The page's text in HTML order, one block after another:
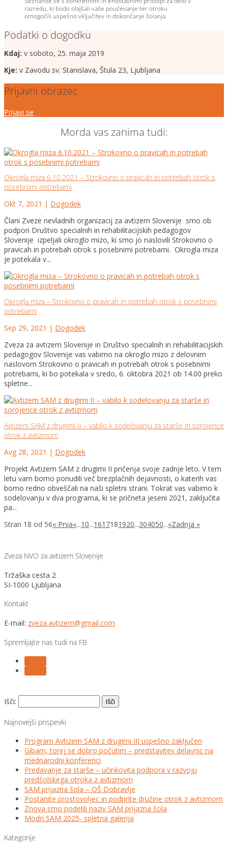
razredu, ki bodo olajšali vaše poučevanje ter otroku
omogočili uspešno vključitev in dokončanje šolanja.
Podatki o dogodku
Kdaj: v soboto, 25. maja 2019
Kje: v Zavodu sv. Stanislava, Štula 23, Ljubljana
Prijavni obrazec
Prijavi se
Morda vas zanima tudi:
Okrogla miza 6.10.2021 – Strokovno o pravicah in potrebah otrok s
posebnimi potrebami
Okt 7, 2021 | Dogodek
Člani Zveze nevladnih organizacij za avtizem Slovenije smo ob
podpori Društvo specialnih in rehabilitacijskih pedagogov
Slovenije izpeljali okroglo mizo, ki smo jo naslovili Strokovno o
pravicah in potrebah otrok s posebnimi potrebami. Okrogla miza
je potekala v...
Okrogla miza – Strokovno o pravicah in potrebah otrok s posebnimi
potrebami
Sep 29, 2021 | Dogodek
Zveza za avtizem Slovenije in Društvo specialnih in rehabilitacijskih
pedagogov Slovenije vas vabimo na okroglo mizo z delovnim
naslovom Strokovno o pravicah in potrebah otrok s posebnimi
potrebami, ki bo potekala v sredo, 6. oktobra 2021 ob 14.00 preko
spletne...
Avtizem SAM z drugimi II – vabilo k sodelovanju za starše in sorojence
otrok z avtizmom
Avg 28, 2021 | Dogodek
Projekt Avtizem SAM z drugimi II pričenja svoje zadnje leto. V tem
letu vam bomo ponudili več brezplačnih dejavnosti, o katerih vas
bomo redno obveščali na naši spletni strani. Tokrat vas vabimo k
sodelovanju v dva programa, ki se pričneta jeseni 2021, zaključita
pa...
Stran 18 od 56« Prva«...10...1617181920...304050...»Zadnja »
Zveza NVO za avtizem Slovenije
Tržaška cesta 2
SI-1000 Ljubljana
Kontakt
E-mail: zveza.avtizem@gmail.com
Spremljajte nas tudi na FB
Išči:
Najnovejši prispevki
Program Avtizem SAM z drugimi III uspešno zaključen
Gibam, torej se dobro počutim – predstavitev delavnic na
mednarodni konferenci
Predavanje za starše – učinkovita podpora v razvoju
predšolskega otroka z avtizmom
SAM prijazna šola – OŠ Dobravlje
Postanite prostovoljec in podprite družine otrok z avtizmom
Znova smo podelili naziv SAM prijazna šola
Modri SAM 2025- spletna galerija
Kategorije